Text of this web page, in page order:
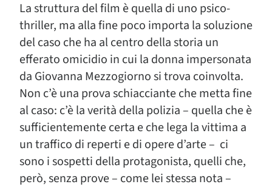
La struttura del film è quella di uno psico-
thriller, ma alla fine poco importa la soluzione
del caso che ha al centro della storia un
efferato omicidio in cui la donna impersonata
da Giovanna Mezzogiorno si trova coinvolta.
Non c’è una prova schiacciante che metta fine
al caso: c’è la verità della polizia – quella che è
sufficientemente certa e che lega la vittima a
un traffico di reperti e di opere d’arte – ci
sono i sospetti della protagonista, quelli che,
però, senza prove – come lei stessa nota –